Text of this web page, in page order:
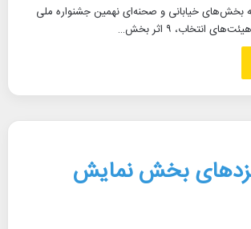
به بخش‌های خیابانی و صحنه‌ای نهمین جشنواره ملی
انتخاب، ۹ اثر بخش…
بخش نمایش